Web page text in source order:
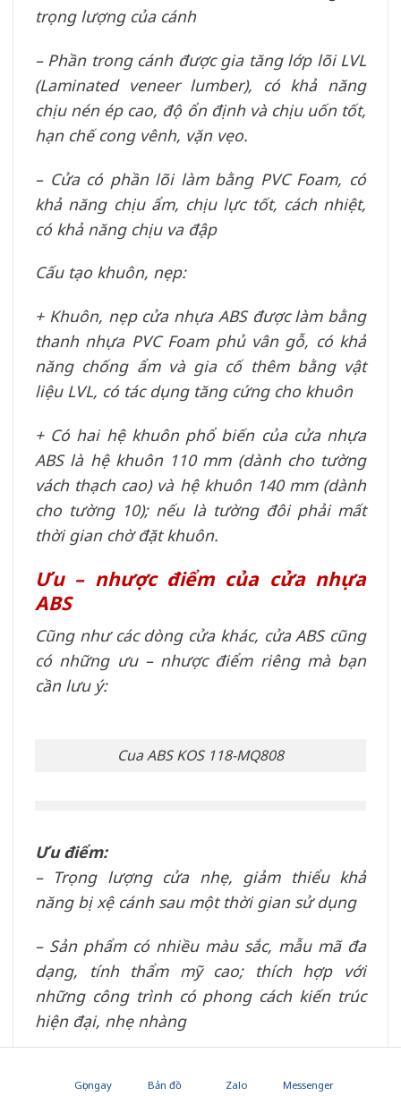
trọng lượng của cánh
– Phần trong cánh được gia tăng lớp lõi LVL
(Laminated veneer lumber), có khả năng
chịu nén ép cao, độ ổn định và chịu uốn tốt,
hạn chế cong vênh, vặn vẹo.
– Cửa có phần lõi làm bằng PVC Foam, có
khả năng chịu ẩm, chịu lực tốt, cách nhiệt,
có khả năng chịu va đập
Cấu tạo khuôn, nẹp:
+ Khuôn, nẹp cửa nhựa ABS được làm bằng
thanh nhựa PVC Foam phủ vân gỗ, có khả
năng chống ẩm và gia cố thêm bằng vật
liệu LVL, có tác dụng tăng cứng cho khuôn
+ Có hai hệ khuôn phổ biến của cửa nhựa
ABS là hệ khuôn 110 mm (dành cho tường
vách thạch cao) và hệ khuôn 140 mm (dành
cho tường 10); nếu là tường đôi phải mất
thời gian chờ đặt khuôn.
Ưu – nhược điểm của cửa nhựa
ABS
Cũng như các dòng cửa khác, cửa ABS cũng
có những ưu – nhược điểm riêng mà bạn
cần lưu ý:
Cua ABS KOS 118-MQ808
Ưu điểm:
– Trọng lượng cửa nhẹ, giảm thiểu khả
năng bị xệ cánh sau một thời gian sử dụng
– Sản phẩm có nhiều màu sắc, mẫu mã đa
dạng, tính thẩm mỹ cao; thích hợp với
những công trình có phong cách kiến trúc
hiện đại, nhẹ nhàng
Gọi ngay Bản đồ Zalo Messenger